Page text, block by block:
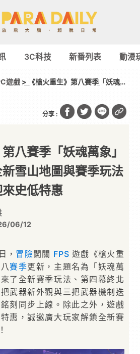
3C科技 新番列表 動漫
遊戲> 《槍火重生》第八賽季「妖魂萬
分享 :
八賽季「妖魂萬象」
雪山地圖與賽季玩法
史低特惠
06/12
， 冒險闖關 FPS 遊戲《槍火重
賽季更新，主題名為「妖魂萬
了全新賽季玩法、第四幕終北
武器新外觀與三把武器機制迭
刻同步上線。除此之外，遊戲
惠，誠邀廣大玩家解鎖全新賽